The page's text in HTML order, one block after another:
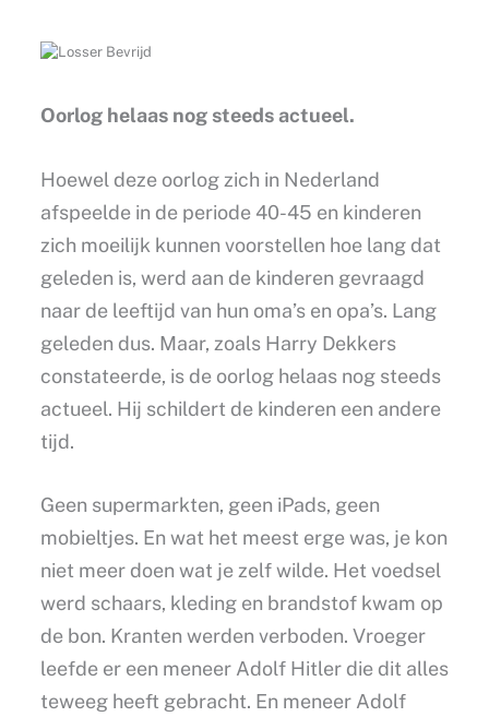
Oorlog helaas nog steeds actueel.
Hoewel deze oorlog zich in Nederland
afspeelde in de periode 40-45 en kinderen
zich moeilijk kunnen voorstellen hoe lang dat
geleden is, werd aan de kinderen gevraagd
naar de leeftijd van hun oma’s en opa’s. Lang
geleden dus. Maar, zoals Harry Dekkers
constateerde, is de oorlog helaas nog steeds
actueel. Hij schildert de kinderen een andere
tijd.
Geen supermarkten, geen iPads, geen
mobieltjes. En wat het meest erge was, je kon
niet meer doen wat je zelf wilde. Het voedsel
werd schaars, kleding en brandstof kwam op
de bon. Kranten werden verboden. Vroeger
leefde er een meneer Adolf Hitler die dit alles
teweeg heeft gebracht. En meneer Adolf